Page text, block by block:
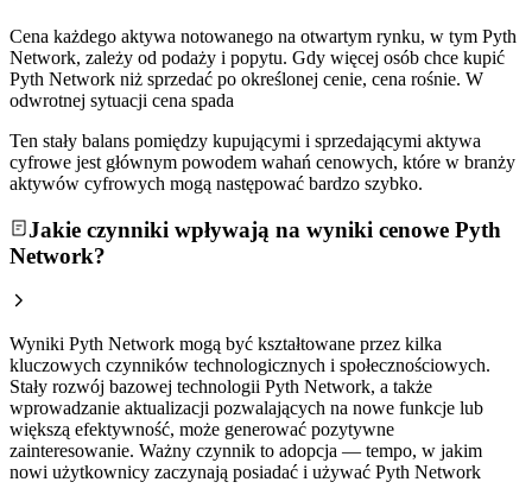
Cena każdego aktywa notowanego na otwartym rynku, w tym Pyth
Network, zależy od podaży i popytu. Gdy więcej osób chce kupić
Pyth Network niż sprzedać po określonej cenie, cena rośnie. W
odwrotnej sytuacji cena spada
Ten stały balans pomiędzy kupującymi i sprzedającymi aktywa
cyfrowe jest głównym powodem wahań cenowych, które w branży
aktywów cyfrowych mogą następować bardzo szybko.
Jakie czynniki wpływają na wyniki cenowe Pyth
Network?
Wyniki Pyth Network mogą być kształtowane przez kilka
kluczowych czynników technologicznych i społecznościowych.
Stały rozwój bazowej technologii Pyth Network, a także
wprowadzanie aktualizacji pozwalających na nowe funkcje lub
większą efektywność, może generować pozytywne
zainteresowanie. Ważny czynnik to adopcja — tempo, w jakim
nowi użytkownicy zaczynają posiadać i używać Pyth Network